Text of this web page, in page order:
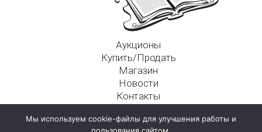
Аукционы
Купить/Продать
Магазин
Новости
Контакты
125009, г. Москва, Никитский пер., д. 4а, стр. 1
Мы используем cookie-файлы для улучшения работы и